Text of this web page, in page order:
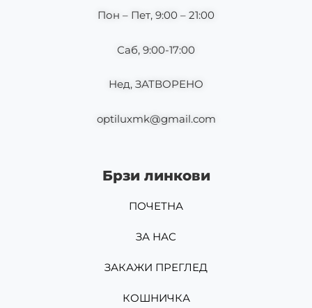
m
Пон – Пет, 9:00 – 21:00
Саб, 9:00-17:00
Нед, ЗАТВОРЕНО
optiluxmk@gmail.com
Брзи линкови
ПОЧЕТНА
ЗА НАС
ЗАКАЖИ ПРЕГЛЕД
КОШНИЧКА